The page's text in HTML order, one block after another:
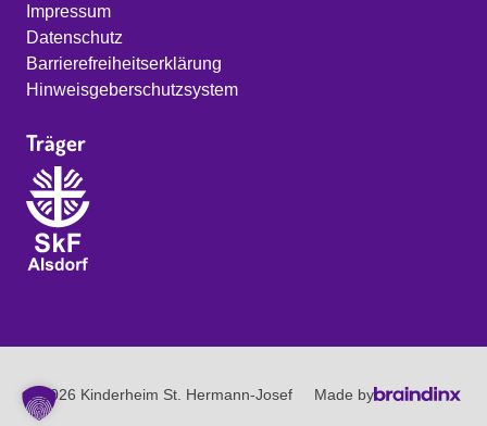
Impressum
Datenschutz
Barrierefreiheitserklärung
Hinweisgeberschutzsystem
Träger
© 2026 Kinderheim St. Hermann-Josef Made by